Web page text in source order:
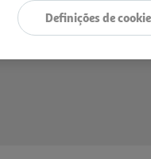
Definições de